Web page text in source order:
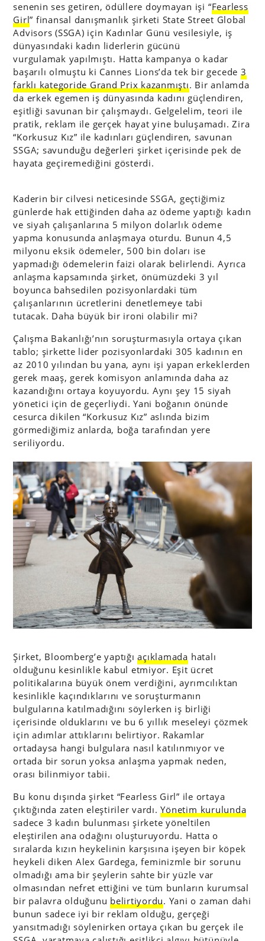
senenin ses getiren, ödüllere doymayan işi “Fearless
Girl” finansal danışmanlık şirketi State Street Global
Advisors (SSGA) için Kadınlar Günü vesilesiyle, iş
dünyasındaki kadın liderlerin gücünü
vurgulamak yapılmıştı. Hatta kampanya o kadar
başarılı olmuştu ki Cannes Lions’da tek bir gecede 3
farklı kategoride Grand Prix kazanmıştı. Bir anlamda
da erkek egemen iş dünyasında kadını güçlendiren,
eşitliği savunan bir çalışmaydı. Gelgelelim, teori ile
pratik, reklam ile gerçek hayat yine buluşamadı. Zira
“Korkusuz Kız” ile kadınları güçlendiren, savunan
SSGA; savunduğu değerleri şirket içerisinde pek de
hayata geçiremediğini gösterdi.
Kaderin bir cilvesi neticesinde SSGA, geçtiğimiz
günlerde hak ettiğinden daha az ödeme yaptığı kadın
ve siyah çalışanlarına 5 milyon dolarlık ödeme
yapma konusunda anlaşmaya oturdu. Bunun 4,5
milyonu eksik ödemeler, 500 bin doları ise
yapmadığı ödemelerin faizi olarak belirlendi. Ayrıca
anlaşma kapsamında şirket, önümüzdeki 3 yıl
boyunca bahsedilen pozisyonlardaki tüm
çalışanlarının ücretlerini denetlemeye tabi
tutacak. Daha büyük bir ironi olabilir mi?
Çalışma Bakanlığı’nın soruşturmasıyla ortaya çıkan
tablo; şirkette lider pozisyonlardaki 305 kadının en
az 2010 yılından bu yana, aynı işi yapan erkeklerden
gerek maaş, gerek komisyon anlamında daha az
kazandığını ortaya koyuyordu. Aynı şey 15 siyah
yönetici için de geçerliydi. Yani boğanın önünde
cesurca dikilen “Korkusuz Kız” aslında bizim
görmediğimiz anlarda, boğa tarafından yere
seriliyordu.
Şirket, Bloomberg’e yaptığıaçıklamada hatalı
olduğunu kesinlikle kabul etmiyor. Eşit ücret
politikalarına büyük önem verdiğini, ayrımcılıktan
kesinlikle kaçındıklarını ve soruşturmanın
bulgularına katılmadığını söylerken iş birliği
içerisinde olduklarını ve bu 6 yıllık meseleyi çözmek
için adımlar attıklarını belirtiyor. Rakamlar
ortadaysa hangi bulgulara nasıl katılınmıyor ve
ortada bir sorun yoksa anlaşma yapmak neden,
orası bilinmiyor tabii.
Bu konu dışında şirket “Fearless Girl” ile ortaya
çıktığında zaten eleştiriler vardı.Yönetim kurulunda
sadece 3 kadın bulunması şirkete yöneltilen
eleştirilen ana odağını oluşturuyordu. Hatta o
sıralarda kızın heykelinin karşısına işeyen bir köpek
heykeli diken Alex Gardega, feminizmle bir sorunu
olmadığı ama bir şeylerin sahte bir yüzle var
olmasından nefret ettiğini ve tüm bunların kurumsal
bir palavra olduğunu belirtiyordu. Yani o zaman dahi
bunun sadece iyi bir reklam olduğu, gerçeği
yansıtmadığı söylenirken ortaya çıkan bu gerçek ile